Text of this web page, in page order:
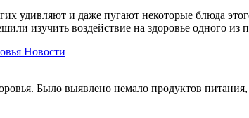
удивляют и даже пугают некоторые блюда
изучить воздействие на здоровье одного из
Новости
Было выявлено немало продуктов